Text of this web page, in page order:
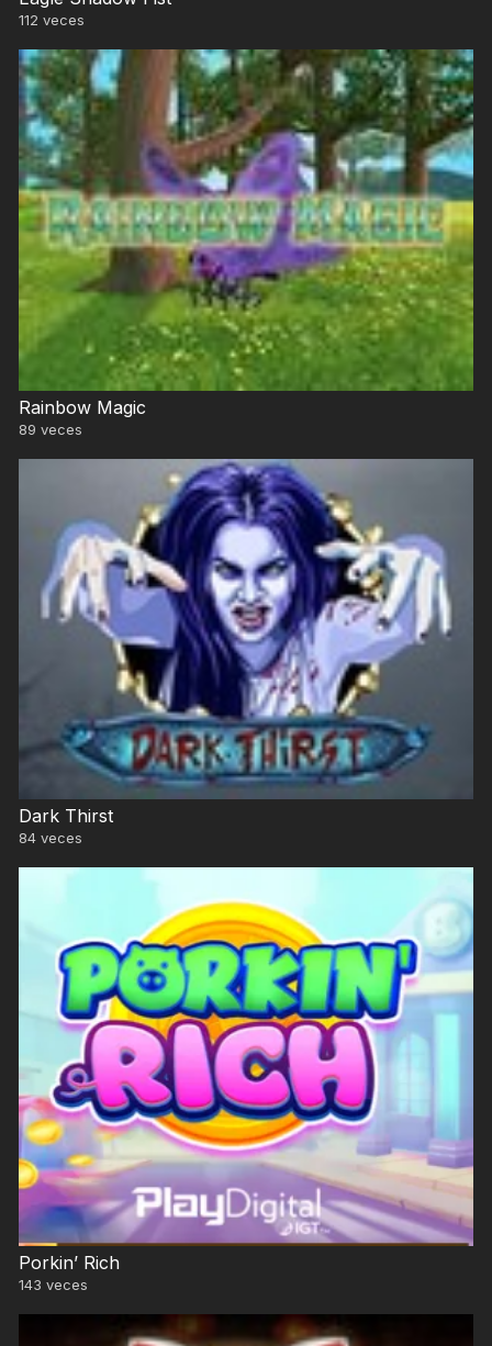
112 veces
Rainbow Magic
89 veces
Dark Thirst
84veces
Porkin’ Rich
143 veces